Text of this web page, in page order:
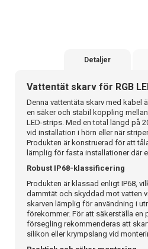
Detaljer
Vattentät skarv för RGB
Denna vattentäta skarv med kabel
en säker och stabil koppling
LED-strips. Med en total längd på
vid installation i hörn eller när
Produkten är konstruerad för att
lämplig för fasta installationer där
Robust IP68-klassificering
Produkten är klassad enligt IP68,
dammtät och skyddad mot vatten
skarven lämplig för användning i
förekommer. För att säkerställa en
försegling rekommenderas att
silikon eller krympslang vid